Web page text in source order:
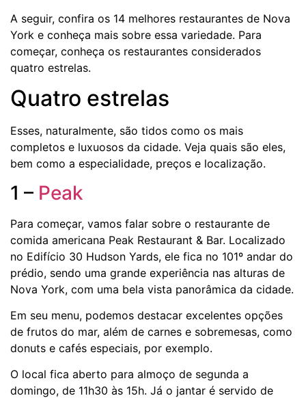
A seguir, confira os 14 melhores restaurantes de Nova
York e conheça mais sobre essa variedade. Para
começar, conheça os restaurantes considerados
quatro estrelas.
Quatro estrelas
Esses, naturalmente, são tidos como os mais
completos e luxuosos da cidade. Veja quais são eles,
bem como a especialidade, preços e localização.
1 – Peak
Para começar, vamos falar sobre o restaurante de
comida americana Peak Restaurant & Bar. Localizado
no Edifício 30 Hudson Yards, ele fica no 101º andar do
prédio, sendo uma grande experiência nas alturas de
Nova York, com uma bela vista panorâmica da cidade.
Em seu menu, podemos destacar excelentes opções
de frutos do mar, além de carnes e sobremesas, como
donuts e cafés especiais, por exemplo.
O local fica aberto para almoço de segunda a
domingo, de 11h30 às 15h. Já o jantar é servido de